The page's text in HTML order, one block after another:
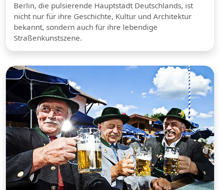
Berlin, die pulsierende Hauptstadt Deutschlands, ist
nicht nur für ihre Geschichte, Kultur und Architektur
bekannt, sondern auch für ihre lebendige
Straßenkunstszene.